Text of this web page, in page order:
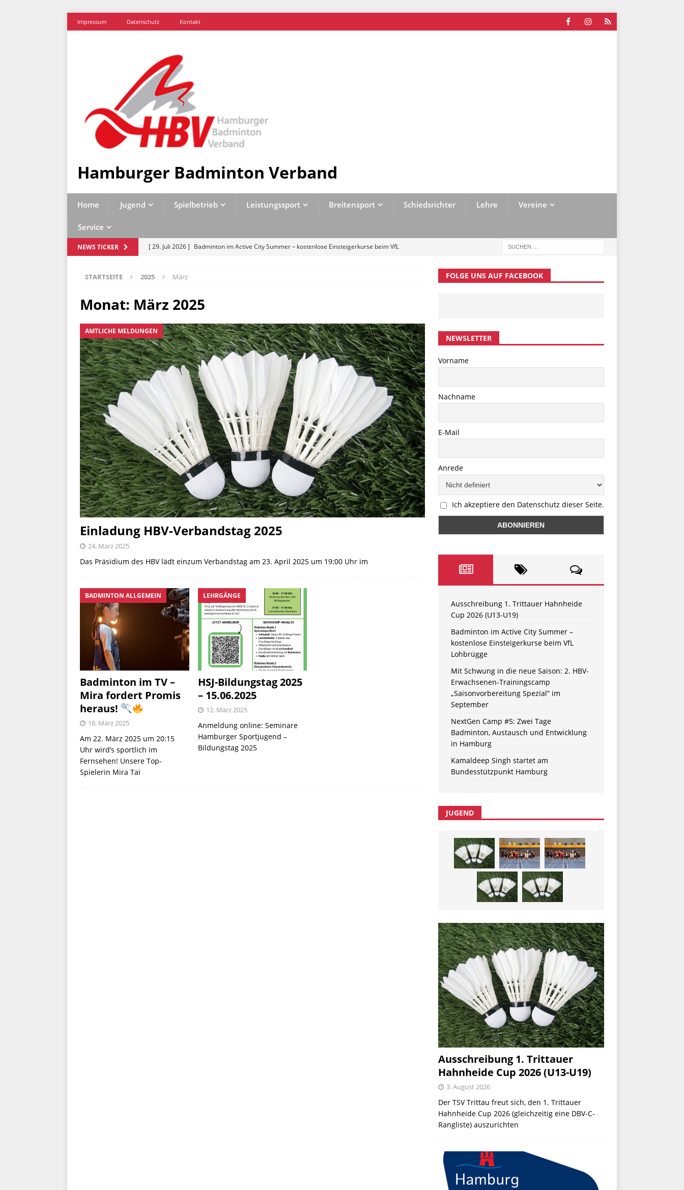
Impressum Datenschutz Kontakt
Hamburger Badminton Verband
Home Jugend Spielbetrieb Leistungssport Breitensport Schiedsrichter Lehre Vereine
Service
NEWS TICKER [ 29. Juli 2026 ] Badminton im Active City Summer – kostenlose Einsteigerkurse beim VfL
[ 17. Juli 2026 ]
„Saisonvorbereitung Spezial“ im September
Hamburg
JUGEND
[ 10. Juli 2026 ] Kamaldeep Singh startet am Bundesstützpunkt Hamburg
LEISTUNGSSPORT
[ 3. August 2026 ]
Ausschreibung 1. Trittauer Hahnheide Cup 2026 (U13-U19)
AMTLICHE
MELDUNGEN
STARTSEITE 2025 März
Monat: März 2025
AMTLICHE MELDUNGEN
Einladung HBV-Verbandstag 2025
24. März 2025
Das Präsidium des HBV lädt einzum Verbandstag am 23. April 2025 um 19:00 Uhr im
BADMINTON ALLGEMEIN
Badminton im TV –
Mira fordert Promis
heraus!
18. März 2025
Am 22. März 2025 um 20:15
Uhr wird’s sportlich im
Fernsehen! Unsere Top-
Spielerin Mira Tai
LEHRGÄNGE
HSJ-Bildungstag 2025
– 15.06.2025
12. März 2025
Anmeldung online: Seminare
Hamburger Sportjugend –
Bildungstag 2025
FOLGE UNS AUF FACEBOOK
NEWSLETTER
Vorname
Nachname
E-Mail
Anrede
Ich akzeptiere den Datenschutz dieser Seite.
Ausschreibung 1. Trittauer Hahnheide
Cup 2026 (U13-U19)
Badminton im Active City Summer –
kostenlose Einsteigerkurse beim VfL
Lohbrügge
Mit Schwung in die neue Saison: 2. HBV-
Erwachsenen-Trainingscamp
„Saisonvorbereitung Spezial“ im
September
NextGen Camp #5: Zwei Tage
Badminton, Austausch und Entwicklung
in Hamburg
Kamaldeep Singh startet am
Bundesstützpunkt Hamburg
JUGEND
Ausschreibung 1. Trittauer
Hahnheide Cup 2026 (U13-U19)
3. August 2026
Der TSV Trittau freut sich, den 1. Trittauer
Hahnheide Cup 2026 (gleichzeitig eine DBV-C-
Rangliste) auszurichten